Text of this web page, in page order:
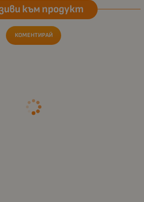
към продукт
КОМЕНТИРАЙ